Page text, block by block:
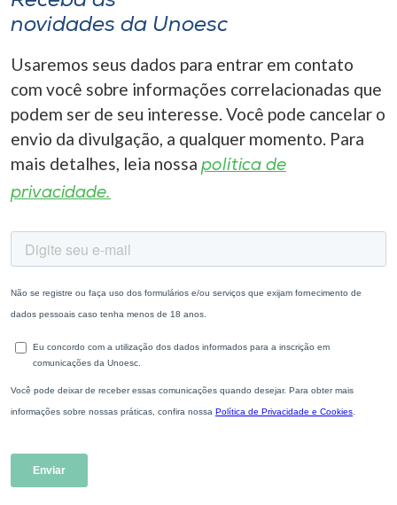
novidades da Unoesc
Usaremos seus dados para entrar em contato
com você sobre informações correlacionadas que
podem ser de seu interesse. Você pode cancelar o
envio da divulgação, a qualquer momento. Para
mais detalhes, leia nossa política de
privacidade.